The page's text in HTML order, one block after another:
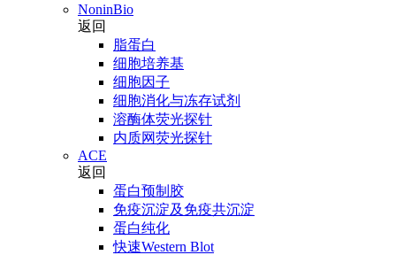
NoninBio
返回
脂蛋白
细胞培养基
细胞因子
细胞消化与冻存试剂
溶酶体荧光探针
内质网荧光探针
ACE
返回
蛋白预制胶
免疫沉淀及免疫共沉淀
蛋白纯化
快速Western Blot